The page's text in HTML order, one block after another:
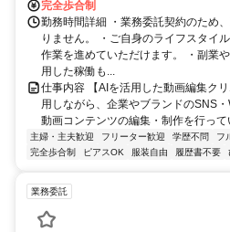
完全歩合制
勤務時間詳細 ・業務委託契約のため
りません。 ・ご自身のライフスタイ
作業を進めていただけます。 ・副業
用した稼働も...
仕事内容 【AIを活用した動画編集ク
用しながら、企業やブランドのSNS
動画コンテンツの編集・制作を行っ
主婦・主夫歓迎 フリーター歓迎 学歴不問 フ
完全歩合制
ピアスOK 服装自由 履歴書不要
業務委託